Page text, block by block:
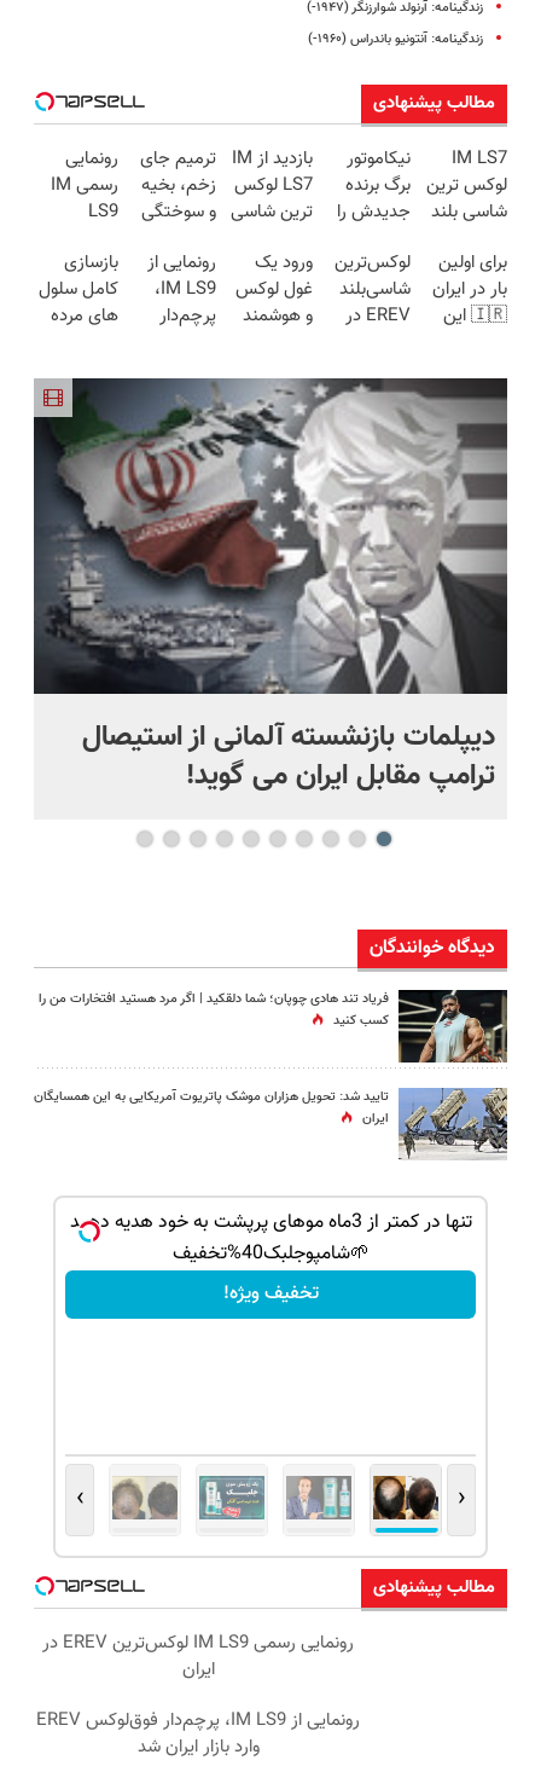
زندگینامه: آرنولد شوارزنگر (۱۹۴۷-)
زندگینامه: آنتونیو باندراس (۱۹۶۰-)
مطالب پیشنهادی
IM LS7
لوکس ترین
شاسی بلند
نیکاموتور
برگ برنده
جدیدش را
LS9 رسماً
وارد بازار
ایران شد
بازدید از IM
LS7 لوکس
ترین شاسی
ایران در
باشگاه
انقلاب
ترمیم جای
زخم، بخیه
و سوختگی
هفته!!😍
رونمایی
رسمی IM
LS9
EREV در
ایران
برای اولین
بار در ایران
🇮🇷 این
23 روزه
ساخت!
لوکس‌ترین
شاسی‌بلند
EREV در
رونمایی
شد!
ورود یک
غول لوکس
و هوشمند
رونمایی شد
رونمایی از
IM LS9،
پرچم‌دار
بازار ایران
شد
بازسازی
کامل سلول
های مرده
جلبک(50%
تخفیف)
دیپلمات بازنشسته آلمانی از استیصال
ترامپ مقابل ایران می گوید!
دیدگاه خوانندگان
فریاد تند هادی چوپان؛‌ شما دلقکید | اگر مرد هستید افتخارات من را
کسب کنید
تایید شد: تحویل هزاران موشک پاتریوت آمریکایی به این همسایگان
ایران
تنها در کمتر از 3ماه موهای پرپشت به خود هدیه دهید
🌱شامپوجلبک40%تخفیف
تخفیف ویژه!
‹
›
مطالب پیشنهادی
رونمایی رسمی IM LS9 لوکس‌ترین EREV در
ایران
رونمایی از IM LS9، پرچم‌دار فوق‌لوکس EREV
وارد بازار ایران شد